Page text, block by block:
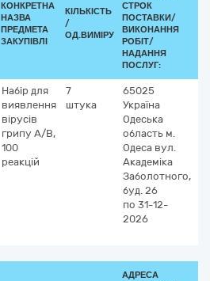
КОНКРЕТНА
НАЗВА
ПРЕДМЕТА
ЗАКУПІВЛІ
КІЛЬКІСТЬ
/
ОД.ВИМІРУ
СТРОК
ПОСТАВКИ/
ВИКОНАННЯ
РОБІТ/
НАДАННЯ
ПОСЛУГ:
Набір для
виявлення
вірусів
грипу А/В,
100
реакцій
7
штука
65025
Україна
Одеська
область м.
Одеса вул.
Академіка
Заболотного,
буд. 26
по 31-12-
2026
АДРЕСА